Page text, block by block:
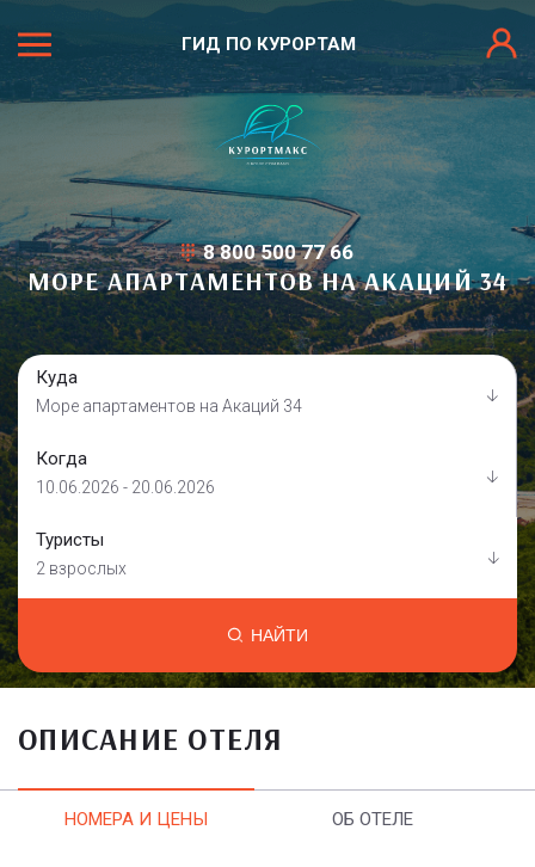
ГИД ПО КУРОРТАМ
8 800 500 77 66
МОРЕ АПАРТАМЕНТОВ НА АКАЦИЙ 34
Куда
Море апартаментов на Акаций 34
Когда
10.06.2026 - 20.06.2026
Туристы
2 взрослых
НАЙТИ
ОПИСАНИЕ ОТЕЛЯ
НОМЕРА И ЦЕНЫ ОБ ОТЕЛЕ